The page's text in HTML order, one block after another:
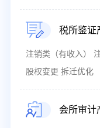
税所鉴证
注销类（有收入）
股权变更 拆迁优化
会所审计